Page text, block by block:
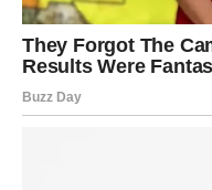
Unutrašnje
koju ste